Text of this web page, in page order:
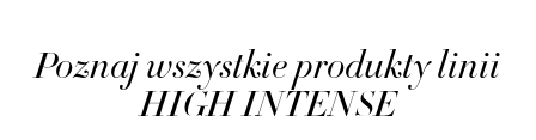
Poznaj wszystkie produkty linii
HIGH INTENSE